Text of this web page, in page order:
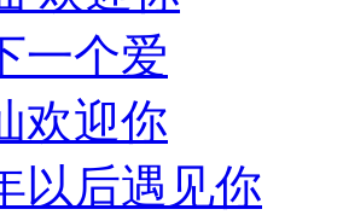
一个爱
欢迎你
以后遇见你